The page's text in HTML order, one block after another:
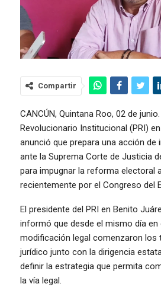
Compartir
CANCÚN, Quintana Roo, 02 de
Revolucionario Institucional (PRI)
anunció que prepara una acción de
ante la Suprema Corte de Justicia
para impugnar la reforma electoral
recientemente por el Congreso del
El presidente del PRI en Benito
informó que desde el mismo día en
modificación legal comenzaron los
jurídico junto con la dirigencia
definir la estrategia que permita
la vía legal.